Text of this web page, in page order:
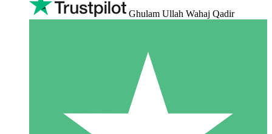
Ghulam Ullah Wahaj Qadir